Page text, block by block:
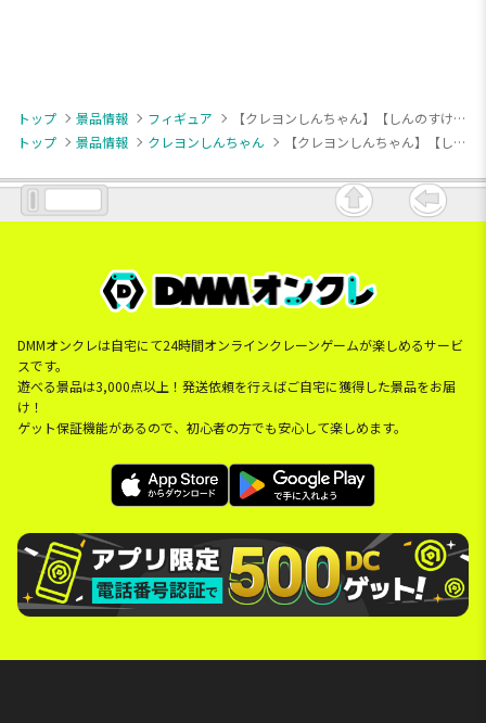
トップ 景品情報 フィギュア
【クレヨンしんちゃん】【しんのすけとシロ】クレヨンしんちゃん ビッグフィギュア～野原しんのすけ～おおっ！
トップ
景品情報 クレヨンしんちゃん 【クレヨンしんちゃん】【しんのすけとシロ】クレヨンしんちゃん ビッグフィギュア～野原しんのすけ～おおっ！
DMMオンクレは自宅にて24時間オンラインクレーンゲームが楽しめるサービ
スです。
遊べる景品は3,000点以上！発送依頼を行えばご自宅に獲得した景品をお届
け！
ゲット保証機能があるので、初心者の方でも安心して楽しめます。